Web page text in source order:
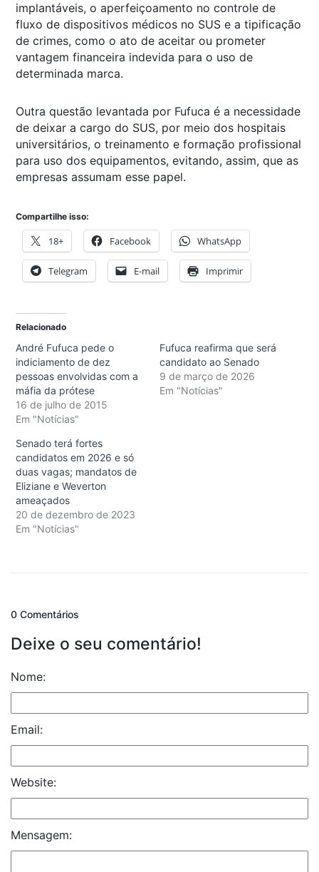
implantáveis, o aperfeiçoamento no controle de
fluxo de dispositivos médicos no SUS e a tipificação
de crimes, como o ato de aceitar ou prometer
vantagem financeira indevida para o uso de
determinada marca.
Outra questão levantada por Fufuca é a necessidade
de deixar a cargo do SUS, por meio dos hospitais
universitários, o treinamento e formação profissional
para uso dos equipamentos, evitando, assim, que as
empresas assumam esse papel.
Compartilhe isso:
18+ Facebook WhatsApp
Telegram E-mail Imprimir
Relacionado
André Fufuca pede o
indiciamento de dez
pessoas envolvidas com a
máfia da prótese
16 de julho de 2015
Em "Notícias"
Fufuca reafirma que será
candidato ao Senado
9 de março de 2026
Em "Notícias"
Senado terá fortes
candidatos em 2026 e só
duas vagas; mandatos de
Eliziane e Weverton
ameaçados
20 de dezembro de 2023
Em "Notícias"
0 Comentários
Deixe o seu comentário!
Nome:
Email:
Website:
Mensagem: